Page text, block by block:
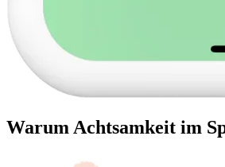
Warum Achtsamkeit im